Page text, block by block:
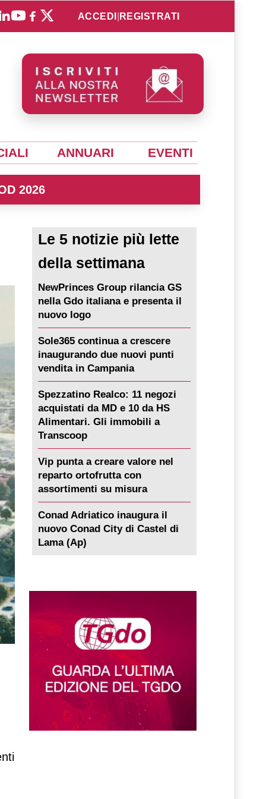
ACCEDI REGISTRATI
ANNUARI EVENTI
2026
Le 5 notizie più lette
della settimana
NewPrinces Group rilancia GS
nella Gdo italiana e presenta il
nuovo logo
Sole365 continua a crescere
inaugurando due nuovi punti
vendita in Campania
Spezzatino Realco: 11 negozi
acquistati da MD e 10 da HS
Alimentari. Gli immobili a
Transcoop
Vip punta a creare valore nel
reparto ortofrutta con
assortimenti su misura
Conad Adriatico inaugura il
nuovo Conad City di Castel di
Lama (Ap)